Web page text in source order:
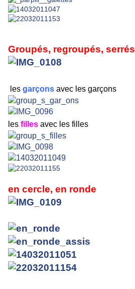
Groupés, regroupés, serrés
les garçons avec les garçons
les filles avec les filles
en cercle, en ronde